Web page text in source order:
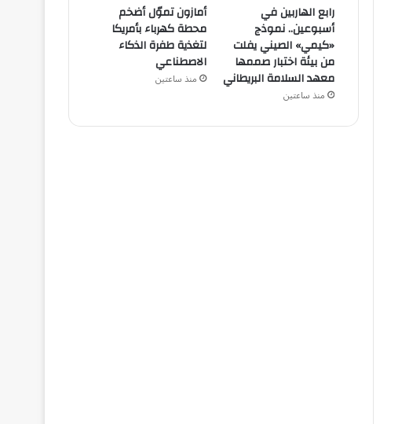
رابع الهاربين في
أسبوعين.. نموذج
«كيمي» الصيني يفلت
من بيئة اختبار صممها
معهد السلامة البريطاني
منذ ساعتين
أمازون تموّل أضخم
محطة كهرباء بأمريكا
لتغذية طفرة الذكاء
الاصطناعي
منذ ساعتين